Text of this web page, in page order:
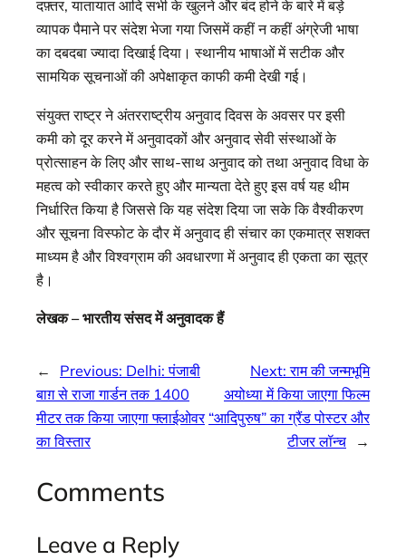
दफ़्तर, यातायात आदि सभी के खुलने और बंद होने के बारे में बड़े
व्यापक पैमाने पर संदेश भेजा गया जिसमें कहीं न कहीं अंग्रेजी भाषा
का दबदबा ज्यादा दिखाई दिया। स्थानीय भाषाओं में सटीक और
सामयिक सूचनाओं की अपेक्षाकृत काफी कमी देखी गई।
संयुक्त राष्ट्र ने अंतरराष्ट्रीय अनुवाद दिवस के अवसर पर इसी
कमी को दूर करने में अनुवादकों और अनुवाद सेवी संस्थाओं के
प्रोत्साहन के लिए और साथ-साथ अनुवाद को तथा अनुवाद विधा के
महत्व को स्वीकार करते हुए और मान्यता देते हुए इस वर्ष यह थीम
निर्धारित किया है जिससे कि यह संदेश दिया जा सके कि वैश्वीकरण
और सूचना विस्फोट के दौर में अनुवाद ही संचार का एकमात्र सशक्त
माध्यम है और विश्वग्राम की अवधारणा में अनुवाद ही एकता का सूत्र
है।
लेखक – भारतीय संसद में अनुवादक हैं
← Previous: Delhi: पंजाबी
बाग़ से राजा गार्डन तक 1400
मीटर तक किया जाएगा फ्लाईओवर
का विस्तार
Next:राम की जन्मभूमि
अयोध्या में किया जाएगा फिल्म
“आदिपुरुष” का ग्रैंड पोस्टर और
टीजर लॉन्च
→
Comments
Leave a Reply